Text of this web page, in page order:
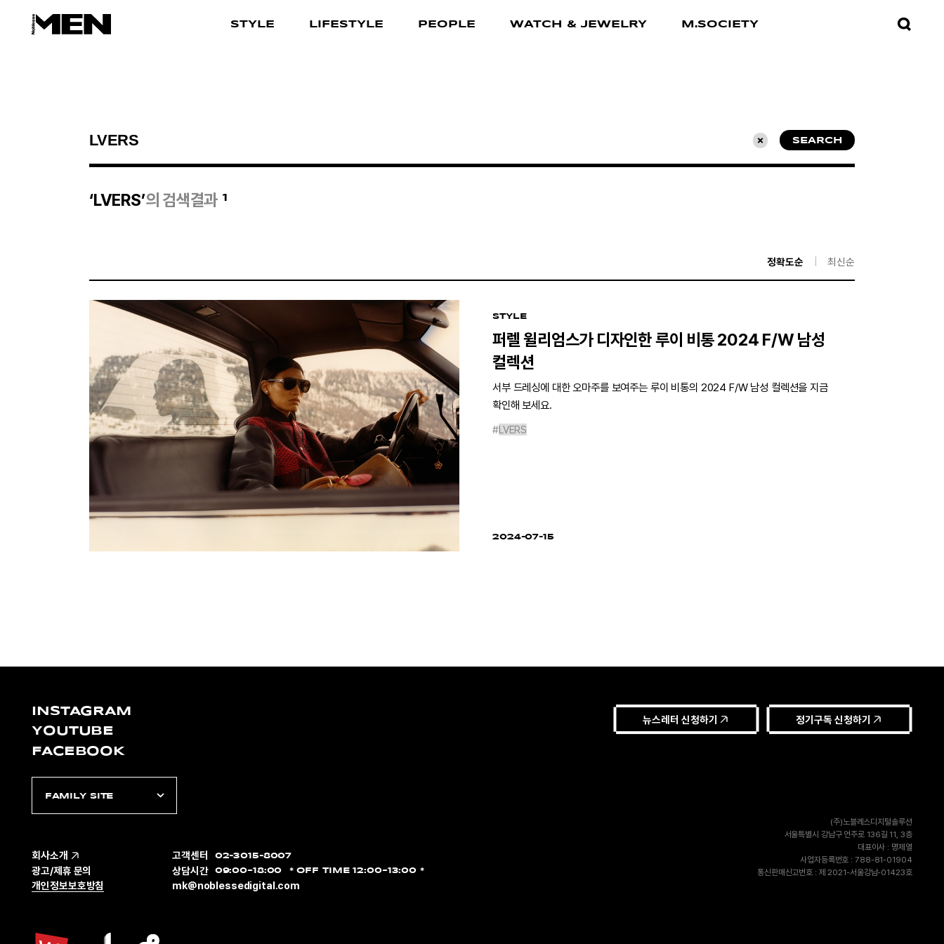
STYLE LIFESTYLE PEOPLE WATCH & JEWELRY M.SOCIETY
검색결과
초기화 SEARCH
‘LVERS’의 검색결과 1
정확도순 최신순
STYLE
퍼렐 윌리엄스가 디자인한 루이 비통 2024 F/W 남성
컬렉션
서부 드레싱에 대한 오마주를 보여주는 루이 비통의 2024 F/W 남성 컬렉션을 지금
확인해 보세요.
#LVERS
2024-07-15
뉴스레터 신청하기 정기구독 신청하기
INSTAGRAM
YOUTUBE
FACEBOOK
FAMILY SITE
회사소개
광고/제휴 문의
개인정보보호방침
고객센터 02-3015-8007
상담시간 09:00~18:00 OFF TIME 12:00~13:00
mk@noblessedigital.com
(주)노블레스디지털솔루션
서울특별시 강남구 언주로 136길 11, 3층
대표이사 : 명제열
사업자등록번호 : 788-81-01904
통신판매신고번호 : 제 2021-서울강남-01423호